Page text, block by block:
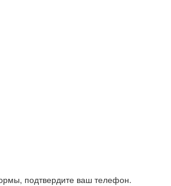
подтвердите ваш телефон.